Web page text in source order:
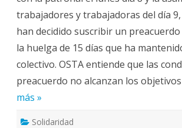
trabajadores y trabajadoras del día 9,
han decidido suscribir un
la huelga de 15 días que ha
colectivo. OSTA entiende que las
preacuerdo no alcanzan los
más »
Solidaridad